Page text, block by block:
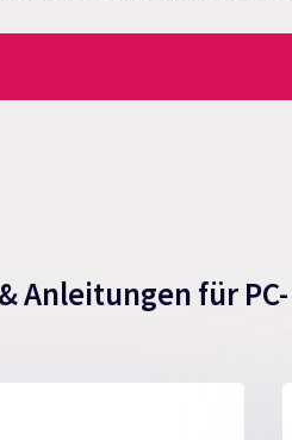
Anleitungen für